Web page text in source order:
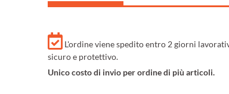
L'ordine viene spedito entro 2 giorni
sicuro e protettivo.
Unico costo di invio per ordine di più articoli.